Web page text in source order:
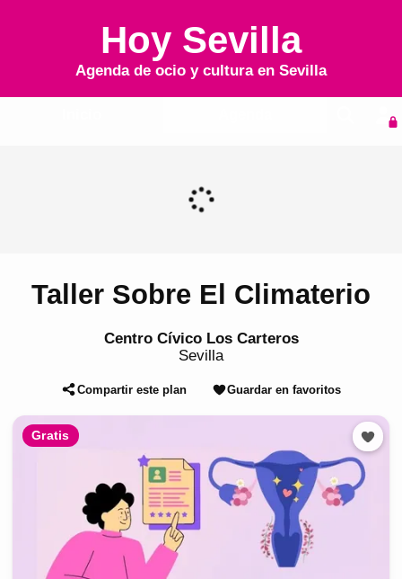
Hoy Sevilla
Agenda de ocio y cultura en Sevilla
Taller Sobre El Climaterio
Centro Cívico Los Carteros
Sevilla
Compartir este plan Guardar en favoritos
Gratis